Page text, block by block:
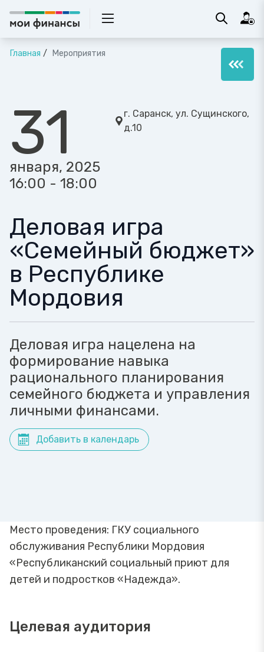
Главная Мероприятия
31
января, 2025
16:00 - 18:00
г. Саранск, ул. Сущинского,
д.10
Деловая игра
«Семейный бюджет»
в Республике
Мордовия
Деловая игра нацелена на
формирование навыка
рационального планирования
семейного бюджета и управления
личными финансами.
Добавить в календарь
Место проведения: ГКУ социального
обслуживания Республики Мордовия
«Республиканский социальный приют для
детей и подростков «Надежда».
Целевая аудитория